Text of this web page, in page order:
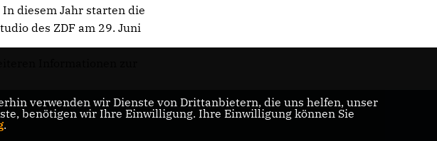
diesem Jahr starten die
des ZDF am 29. Juni
verwenden wir Dienste von Drittanbietern, die uns helfen, unser
benötigen wir Ihre Einwilligung. Ihre Einwilligung können Sie
.